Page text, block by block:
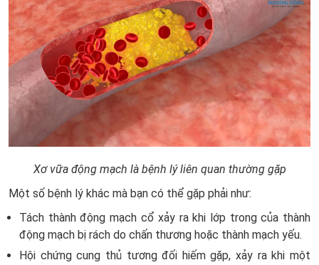
Xơ vữa động mạch là bệnh lý liên quan thường gặp
Một số bệnh lý khác mà bạn có thể gặp phải như:
Tách thành động mạch cổ xảy ra khi lớp trong của thành
động mạch bị rách do chấn thương hoặc thành mạch yếu.
Hội chứng cung thủ tương đối hiếm gặp, xảy ra khi một